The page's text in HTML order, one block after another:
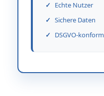
Echte Nutzer
Sichere Daten
DSGVO-konform